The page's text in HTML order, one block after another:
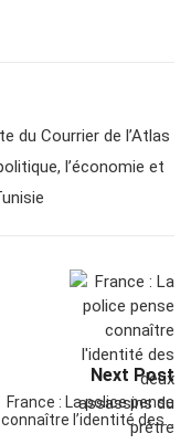
du Courrier de l’Atlas
l’économie et
Next Post
France : La police pense
connaître l’identité des…